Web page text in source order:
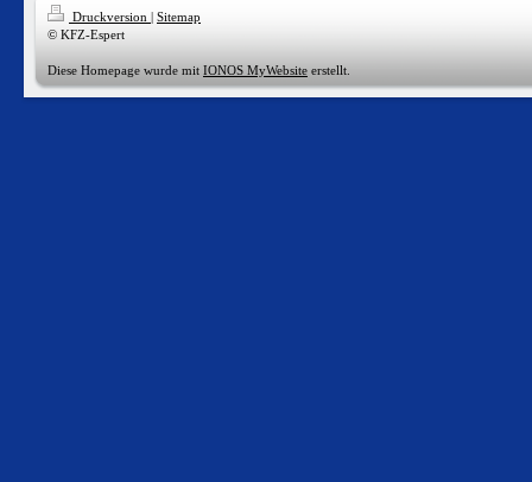
Druckversion | Sitemap
© KFZ-Espert
Diese Homepage wurde mit IONOS MyWebsite erstellt.